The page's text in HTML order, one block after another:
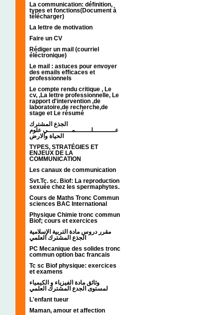
La communication: définition,
types et fonctions(Document à
télécharger)
La lettre de motivation
Faire un CV
Rédiger un mail (courriel
éléctronique)
Le mail : astuces pour envoyer
des emails efficaces et
professionnels
Le compte rendu critique , Le
cv, ,La lettre professionnelle, Le
rapport d'intervention ,de
laboratoire,de recherche,de
stage et Le résumé
الجذع المشترك
عـــــــــــلــــــــمــــــــــــي علوم
الحياة والارض
TYPES, STRATÉGIES ET
ENJEUX DE LA
COMMUNICATION
Les canaux de communication
Svt.Tc. sc. Biof: La reproduction
sexuée chez les spermaphytes.
Cours de Maths Tronc Commun
sciences BAC International
Physique Chimie tronc commun
Biof; cours et exercices
مقرر دروس مادة التربية الإسلامية
الجذع المشترك العلمي
PC Mecanique des solides tronc
commun option bac francais
Tc sc Biof physique: exercices
et examens
وثائق مادة الفيزياء و الكيمياء
L'enfant tueur
Maman, amour et affection